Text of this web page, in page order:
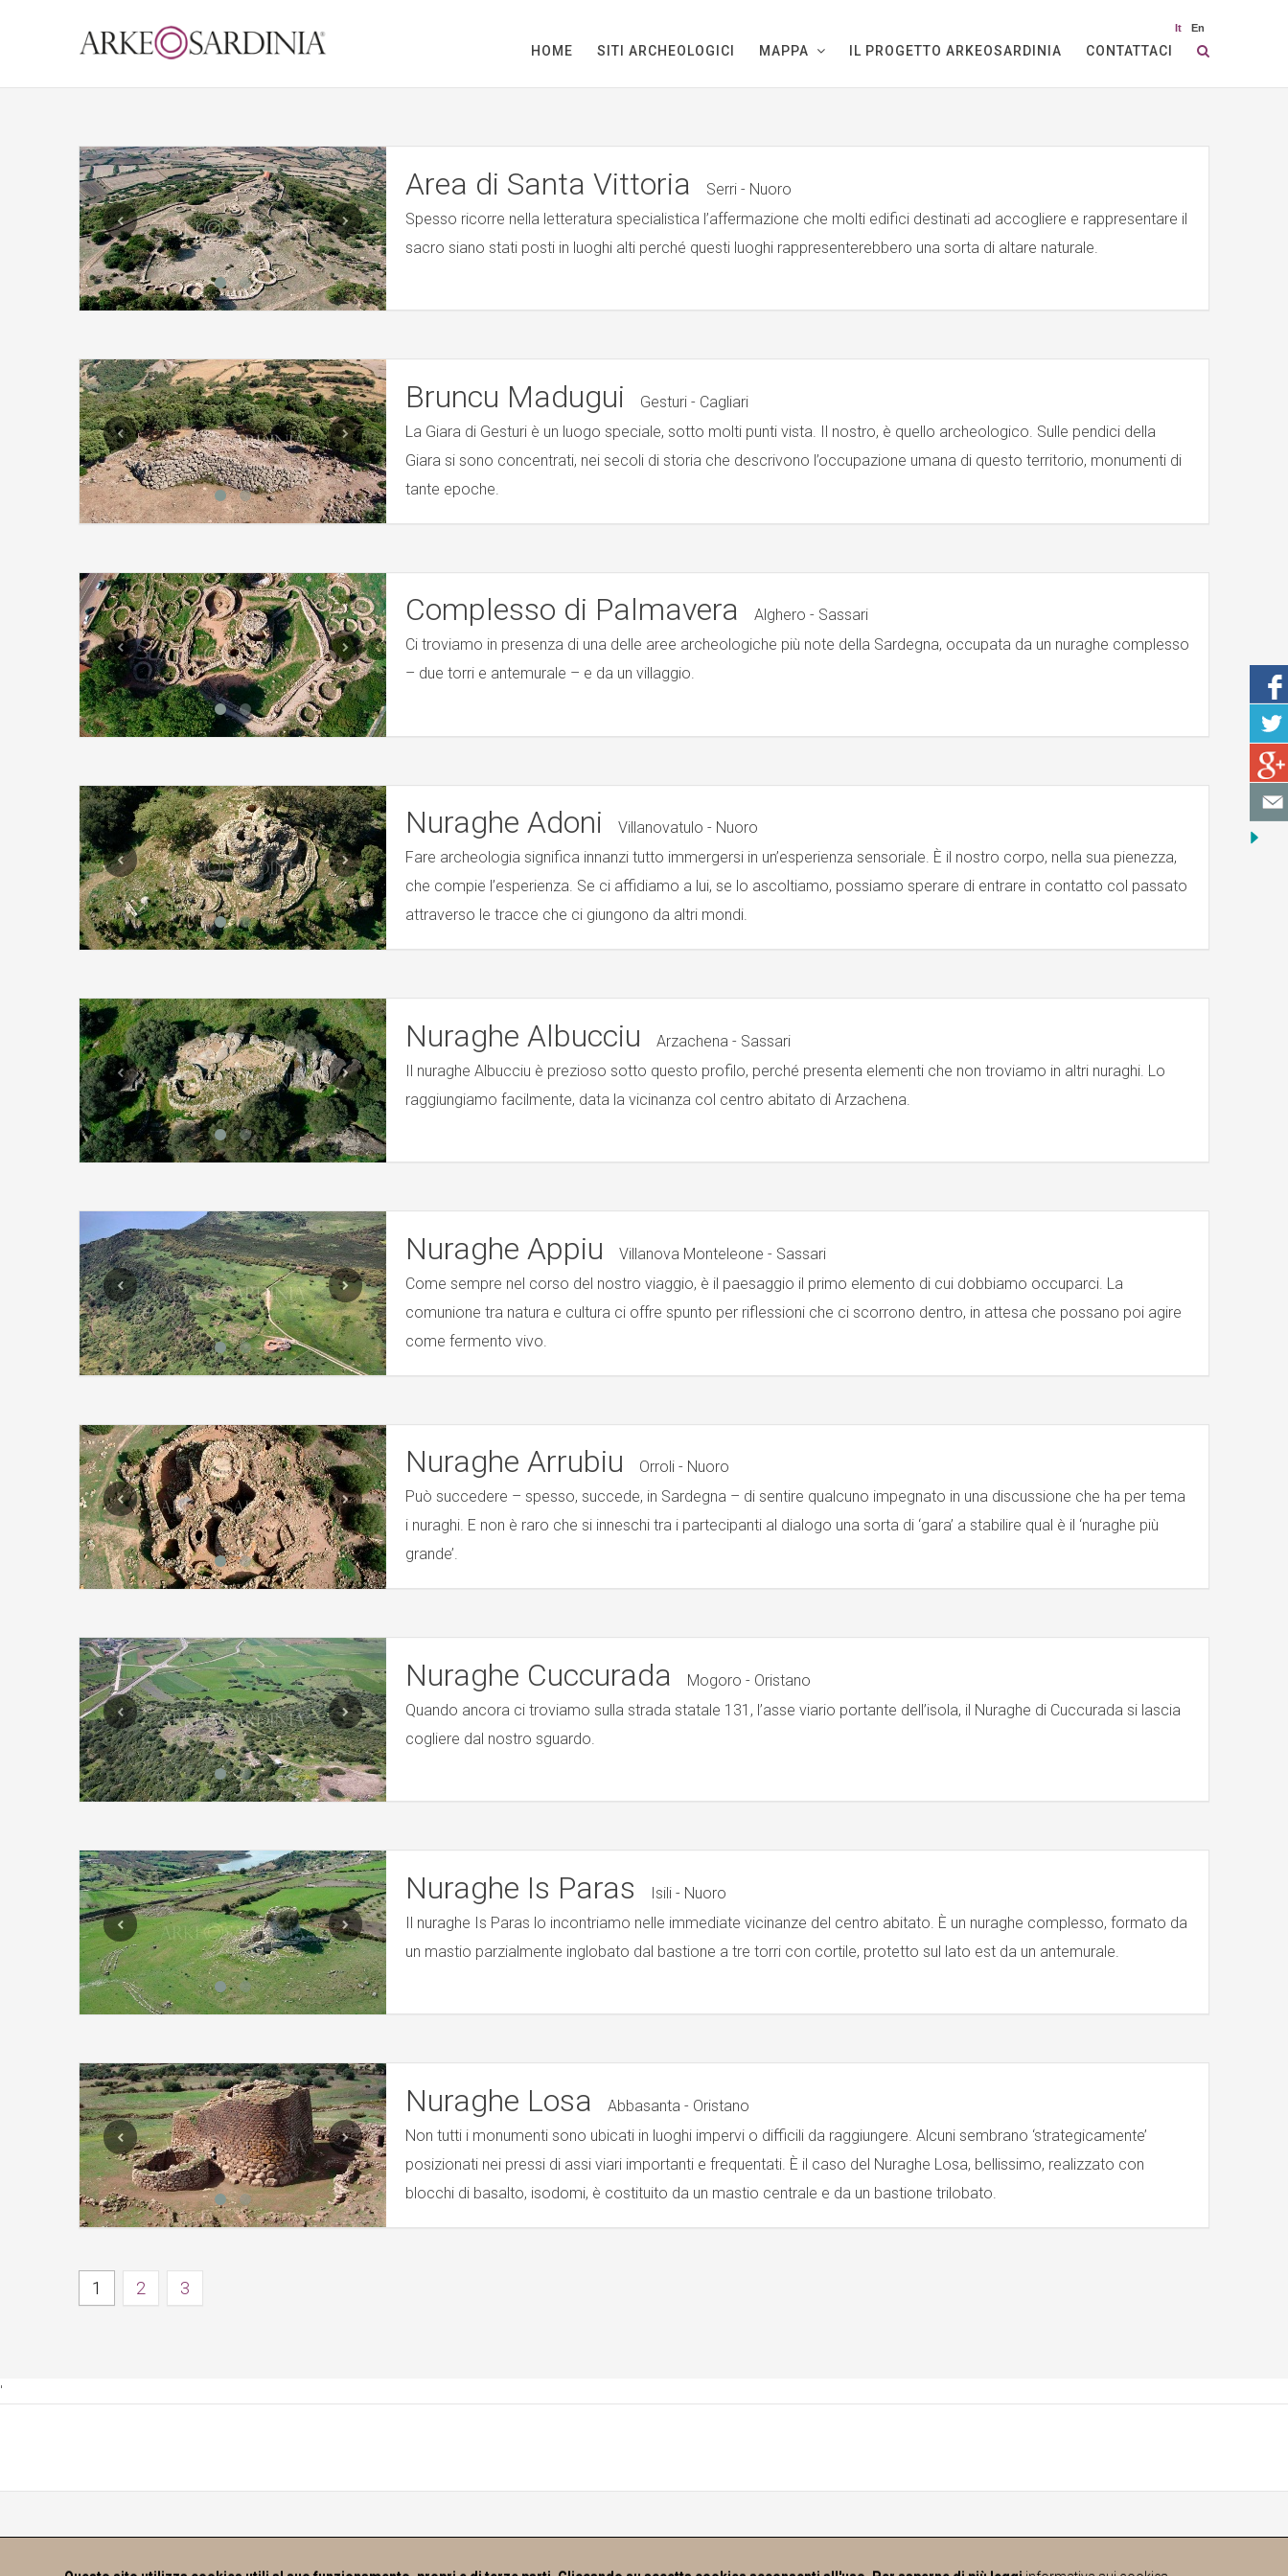
It En
HOME SITI ARCHEOLOGICI MAPPA IL PROGETTO ARKEOSARDINIA CONTATTACI
Area di Santa Vittoria
Serri - Nuoro
Spesso ricorre nella letteratura specialistica l’affermazione che molti edifici destinati ad accogliere e rappresentare il
sacro siano stati posti in luoghi alti perché questi luoghi rappresenterebbero una sorta di altare naturale.
Bruncu Madugui
Gesturi - Cagliari
La Giara di Gesturi è un luogo speciale, sotto molti punti vista. Il nostro, è quello archeologico. Sulle pendici della
Giara si sono concentrati, nei secoli di storia che descrivono l’occupazione umana di questo territorio, monumenti di
tante epoche.
Complesso di Palmavera
Alghero - Sassari
Ci troviamo in presenza di una delle aree archeologiche più note della Sardegna, occupata da un nuraghe complesso
– due torri e antemurale – e da un villaggio.
Nuraghe Adoni
Villanovatulo - Nuoro
Fare archeologia significa innanzi tutto immergersi in un’esperienza sensoriale. È il nostro corpo, nella sua pienezza,
che compie l’esperienza. Se ci affidiamo a lui, se lo ascoltiamo, possiamo sperare di entrare in contatto col passato
attraverso le tracce che ci giungono da altri mondi.
Nuraghe Albucciu
Arzachena - Sassari
Il nuraghe Albucciu è prezioso sotto questo profilo, perché presenta elementi che non troviamo in altri nuraghi. Lo
raggiungiamo facilmente, data la vicinanza col centro abitato di Arzachena.
Nuraghe Appiu
Villanova Monteleone - Sassari
Come sempre nel corso del nostro viaggio, è il paesaggio il primo elemento di cui dobbiamo occuparci. La
comunione tra natura e cultura ci offre spunto per riflessioni che ci scorrono dentro, in attesa che possano poi agire
come fermento vivo.
Nuraghe Arrubiu
Orroli - Nuoro
Può succedere – spesso, succede, in Sardegna – di sentire qualcuno impegnato in una discussione che ha per tema
i nuraghi. E non è raro che si inneschi tra i partecipanti al dialogo una sorta di ‘gara’ a stabilire qual è il ‘nuraghe più
grande’.
Nuraghe Cuccurada
Mogoro - Oristano
Quando ancora ci troviamo sulla strada statale 131, l’asse viario portante dell’isola, il Nuraghe di Cuccurada si lascia
cogliere dal nostro sguardo.
Nuraghe Is Paras
Isili - Nuoro
Il nuraghe Is Paras lo incontriamo nelle immediate vicinanze del centro abitato. È un nuraghe complesso, formato da
un mastio parzialmente inglobato dal bastione a tre torri con cortile, protetto sul lato est da un antemurale.
Nuraghe Losa
Abbasanta - Oristano
Non tutti i monumenti sono ubicati in luoghi impervi o difficili da raggiungere. Alcuni sembrano ‘strategicamente’
posizionati nei pressi di assi viari importanti e frequentati. È il caso del Nuraghe Losa, bellissimo, realizzato con
blocchi di basalto, isodomi, è costituito da un mastio centrale e da un bastione trilobato.
1 2 3
'